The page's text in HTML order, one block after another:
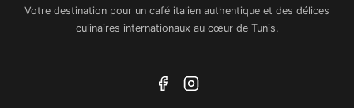
Votre destination pour un café italien authentique et des délices
culinaires internationaux au cœur de Tunis.